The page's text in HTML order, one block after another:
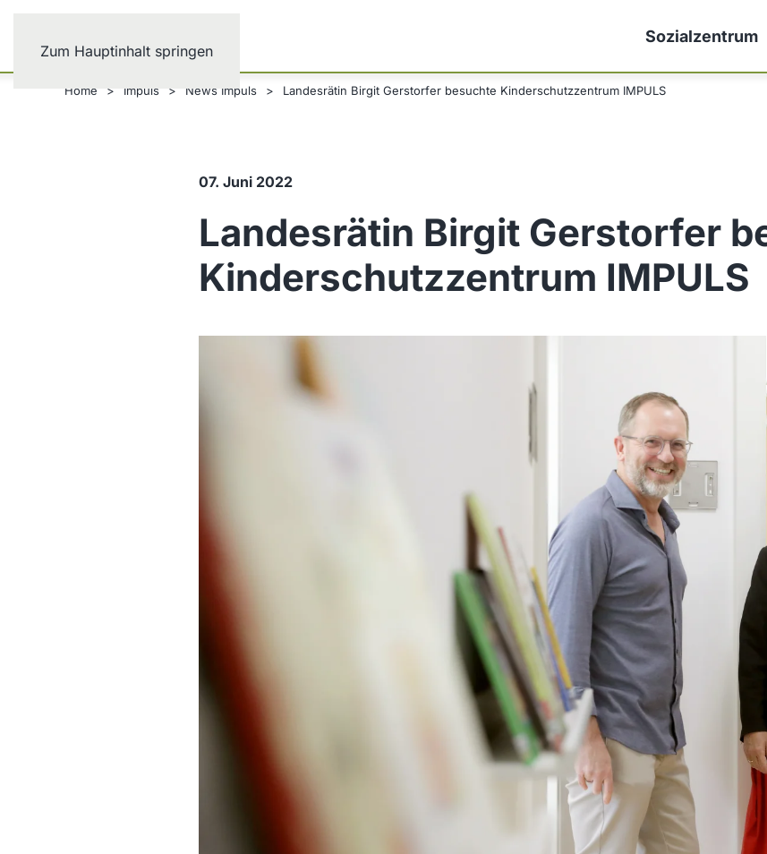
Zum Hauptinhalt springen
Sozialzentrum
Home Impuls News Impuls Landesrätin Birgit Gerstorfer besuchte Kinderschutzzentrum IMPULS
07. Juni 2022
Landesrätin Birgit Gerstorfer
Kinderschutzzentrum IMPULS